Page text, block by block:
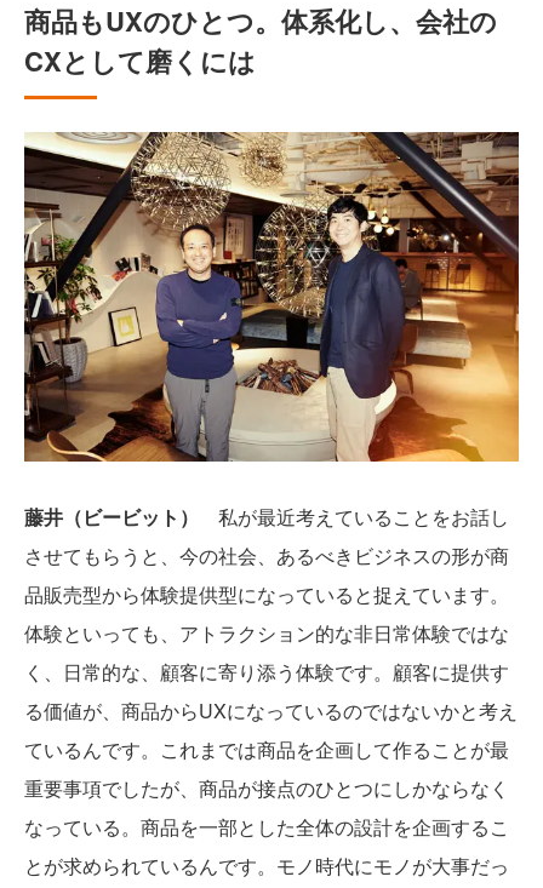
商品もUXのひとつ。体系化し、会社の
CXとして磨くには
藤井（ビービット）
私が最近考えていることをお話し
させてもらうと、今の社会、あるべきビジネスの形が商
品販売型から体験提供型になっていると捉えています。
体験といっても、アトラクション的な非日常体験ではな
く、日常的な、顧客に寄り添う体験です。顧客に提供す
る価値が、商品からUXになっているのではないかと考え
ているんです。これまでは商品を企画して作ることが最
重要事項でしたが、商品が接点のひとつにしかならなく
なっている。商品を一部とした全体の設計を企画するこ
とが求められているんです。モノ時代にモノが大事だっ